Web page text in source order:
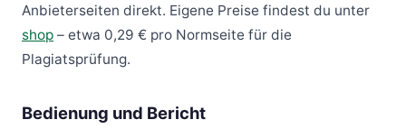
Anbieterseiten direkt. Eigene Preise findest du unter
shop – etwa 0,29 € pro Normseite für die
Plagiatsprüfung.
Bedienung und Bericht